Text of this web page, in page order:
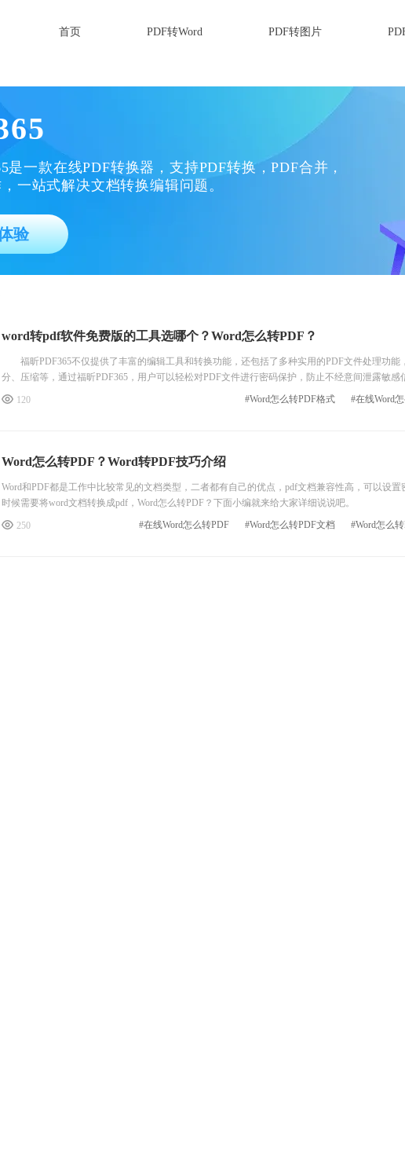
首页 PDF转Word PDF转图片
是一款在线PDF转换器，支持PDF转换，PDF合并，
一站式解决文档转换编辑问题。
验
word转pdf软件免费版的工具选哪个？Word怎么转PDF？
福昕PDF365不仅提供了丰富的编辑工具和转换功能，还包括了多种实用的PDF文件处理功能
分、压缩等，通过福昕PDF365，用户可以轻松对PDF文件进行密码保护，防止不经意间泄露敏感
120 #在线Word
#Word怎么转PDF格式
Word怎么转PDF？Word转PDF技巧介绍
Word和PDF都是工作中比较常见的文档类型，二者都有自己的优点，pdf文档兼容性高，可以设
时候需要将word文档转换成pdf，Word怎么转PDF？下面小编就来给大家详细说说吧。
250 #Word怎么
#Word怎么转PDF文档
#在线Word怎么转PDF